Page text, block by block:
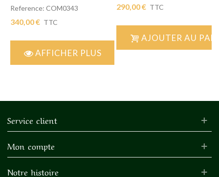
Reference: COM0343
340,00 € TTC
AFFICHER PLUS
290,00 € TTC
AJOUTER AU
Service client
Mon compte
Notre histoire